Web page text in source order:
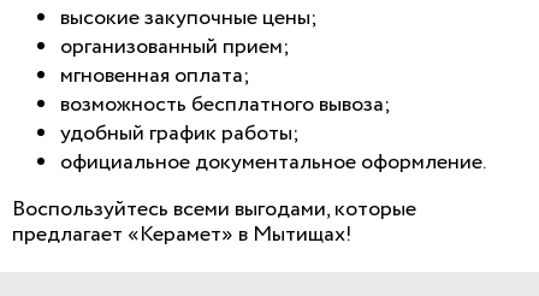
высокие закупочные цены;
организованный прием;
мгновенная оплата;
возможность бесплатного вывоза;
удобный график работы;
официальное документальное оформление.
Воспользуйтесь всеми выгодами, которые
предлагает «Керамет» в Мытищах!